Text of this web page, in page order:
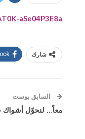
aSe04P3E8a
شارك
السابق بوست
معاً… لنحوّل أشواك